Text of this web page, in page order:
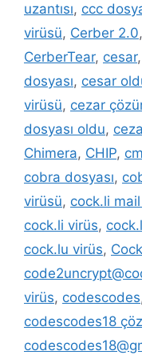
uzantısı, ccc
virüsü, Cerber 2.0,
CerberTear, cesar,
dosyası, cesar
virüsü, cezar
dosyası oldu,
Chimera, CHIP,
cobra dosyası,
virüsü, cock.li
cock.li virüs,
cock.lu virüs,
virüs, codescodes
codescodes18